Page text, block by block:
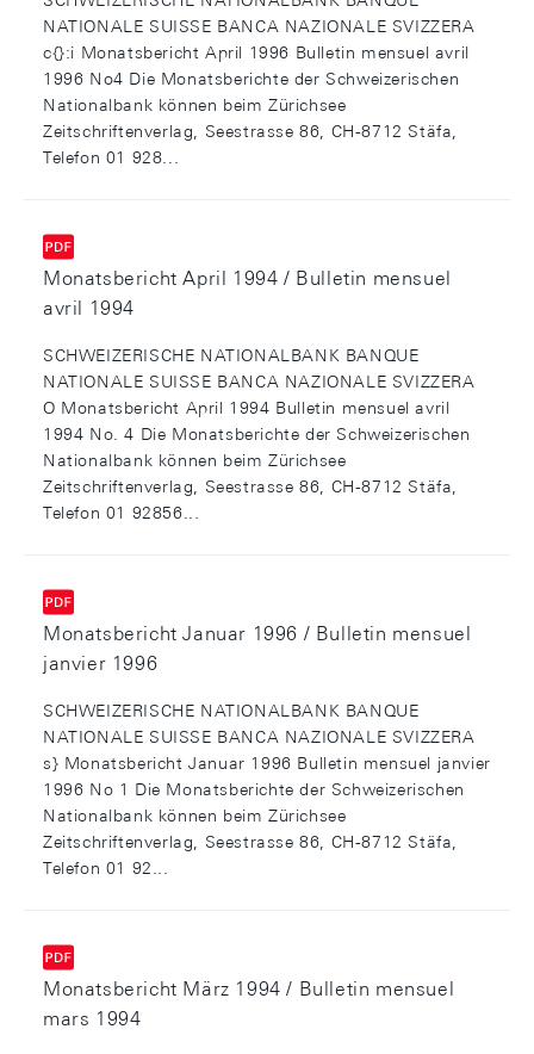
NATIONALE SUISSE BANCA NAZIONALE SVIZZERA
c{}:i Monatsbericht April 1996 Bulletin mensuel avril
1996 No4 Die Monatsberichte der Schweizerischen
Nationalbank können beim Zürichsee
Zeitschriftenverlag, Seestrasse 86, CH-8712 Stäfa,
Telefon 01 928...
Monatsbericht April 1994 / Bulletin mensuel
avril 1994
SCHWEIZERISCHE NATIONALBANK BANQUE
NATIONALE SUISSE BANCA NAZIONALE SVIZZERA
O Monatsbericht April 1994 Bulletin mensuel avril
1994 No. 4 Die Monatsberichte der Schweizerischen
Nationalbank können beim Zürichsee
Zeitschriftenverlag, Seestrasse 86, CH-8712 Stäfa,
Telefon 01 92856...
Monatsbericht Januar 1996 / Bulletin mensuel
janvier 1996
SCHWEIZERISCHE NATIONALBANK BANQUE
NATIONALE SUISSE BANCA NAZIONALE SVIZZERA
s} Monatsbericht Januar 1996 Bulletin mensuel janvier
1996 No 1 Die Monatsberichte der Schweizerischen
Nationalbank können beim Zürichsee
Zeitschriftenverlag, Seestrasse 86, CH-8712 Stäfa,
Telefon 01 92...
Monatsbericht März 1994 / Bulletin mensuel
mars 1994